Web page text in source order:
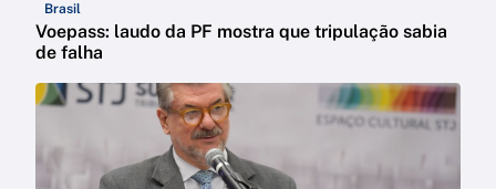
Brasil
Voepass: laudo da PF mostra que tripulação sabia
de falha